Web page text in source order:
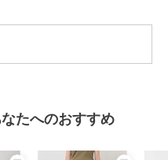
あり、商品本体の性能を示す
傘としても使用可能
の特性上、完全な防水はっ水
たへのおすすめ